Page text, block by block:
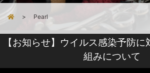
Pearl
【お知らせ】ウイルス感染予防に
組みについて